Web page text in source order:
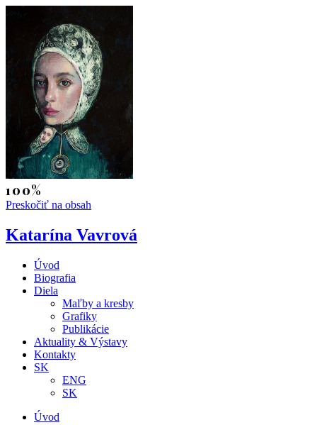
Preskočiť na obsah
Katarína Vavrová
Úvod
Biografia
Diela
Maľby a kresby
Grafiky
Publikácie
Aktuality & Výstavy
Kontakty
SK
ENG
SK
Úvod